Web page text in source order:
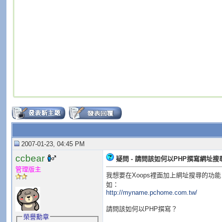
2007-01-23, 04:45 PM
ccbear
管理版主
榮譽勳章
疑問 - 請問該如何以PHP撰寫網址搜
我想要在Xoops裡面加上網址搜尋的功能
如：
http://myname.pchome.com.tw/
請問該如何以PHP撰寫？